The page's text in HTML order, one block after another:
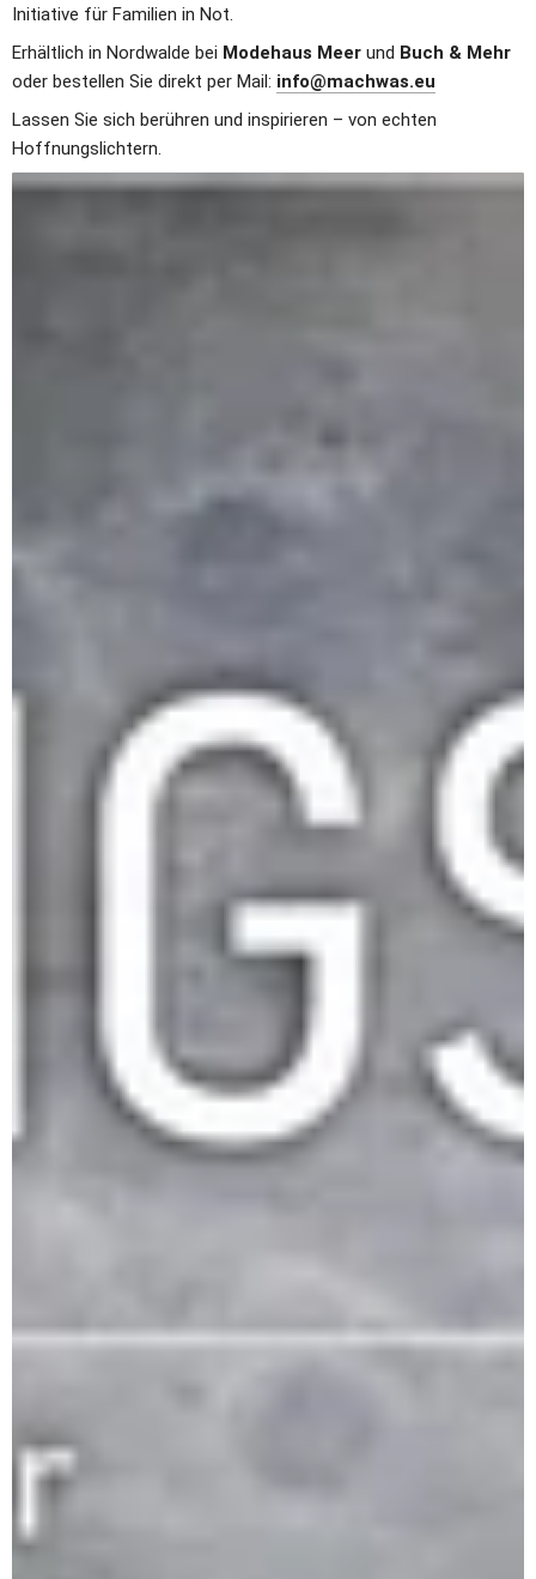
Initiative für Familien in Not.
Erhältlich in Nordwalde bei Modehaus Meer und Buch & Mehr
oder bestellen Sie direkt per Mail: info@machwas.eu
Lassen Sie sich berühren und inspirieren – von echten
Hoffnungslichtern.